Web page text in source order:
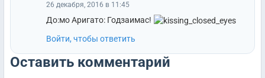
26 декабря, 2016 в 11:45
До:мо Аригато: Годзаимас!
Войти, чтобы ответить
Оставить комментарий